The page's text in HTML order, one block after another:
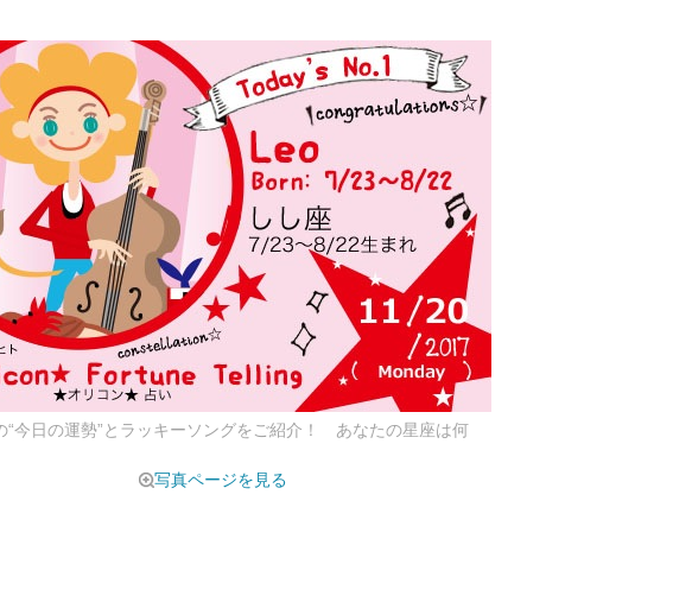
“今日の運勢”とラッキーソングをご紹介！ あなたの星座は何
写真ページを見る